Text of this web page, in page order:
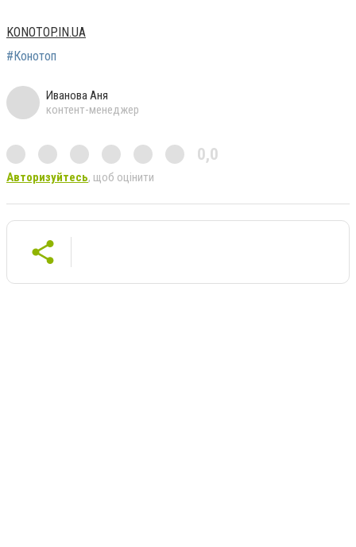
KONOTOP.IN.UA
#Конотоп
Иванова Аня
контент-менеджер
0,0
Авторизуйтесь, щоб оцінити